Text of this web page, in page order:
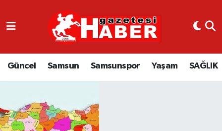
Güncel Samsun Samsunspor Yaşam SAĞLIK
GÜNCEL
SAMSUN
EKONOMİ